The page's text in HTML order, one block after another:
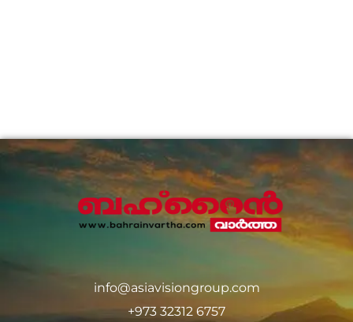
info@asiavisiongroup.com
+973 32312 6757